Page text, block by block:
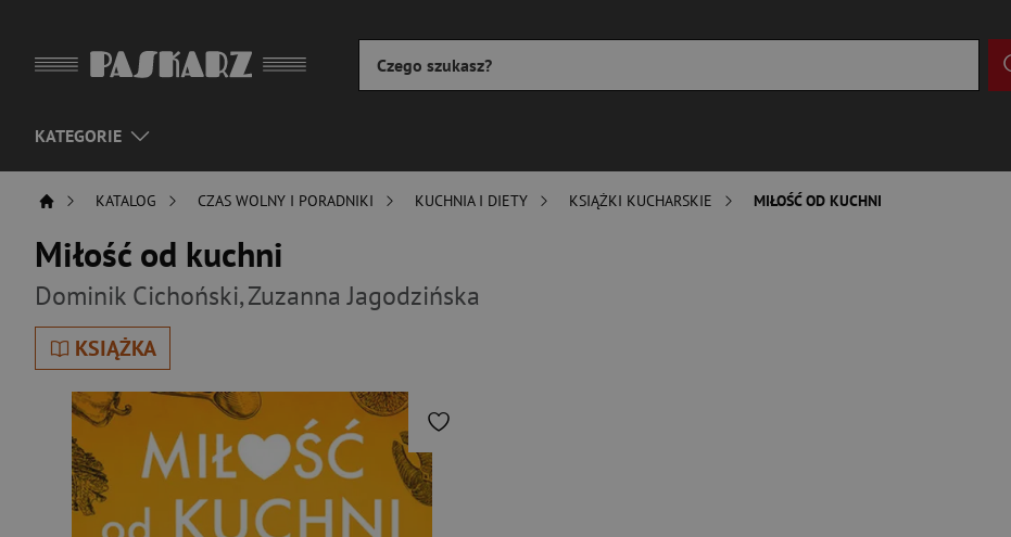
KATEGORIE
KATALOG CZAS WOLNY I PORADNIKI KUCHNIA I DIETY KSIĄŻKI KUCHARSKIE MIŁOŚĆ OD KUCHNI
Miłość od kuchni
Dominik Cichoński,Zuzanna Jagodzińska
KSIĄŻKA